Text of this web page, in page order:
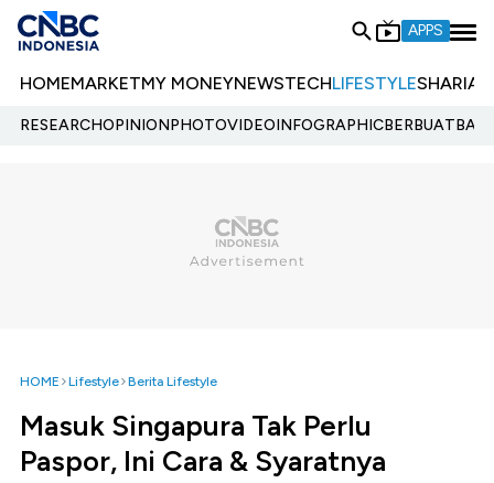
APPS
HOMEMARKETMY MONEYNEWSTECHLIFESTYLESHARIA
RESEARCHOPINIONPHOTOVIDEOINFOGRAPHIC
HOME Lifestyle Berita Lifestyle
Masuk Singapura Tak Perlu
Paspor, Ini Cara & Syaratnya